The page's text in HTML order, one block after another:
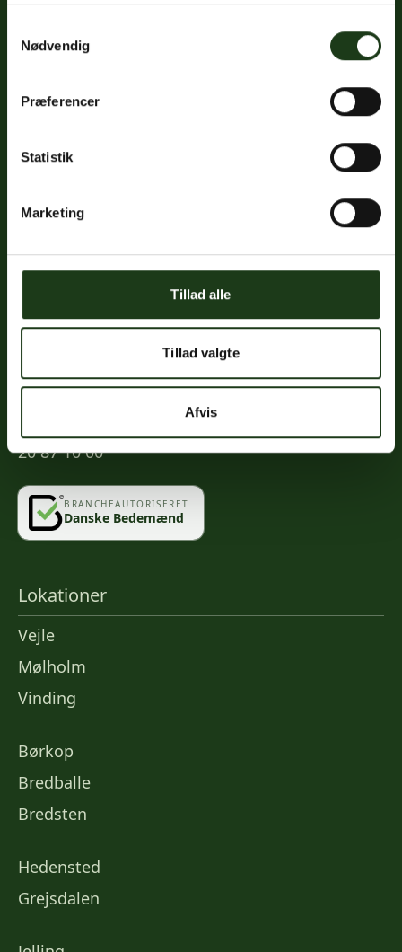
Nødvendig
Præferencer
Statistik
Marketing
Tillad alle
Tillad valgte
Afvis
Instagram
Google
Links
Mindeportal
Kontakt
info@vahlogwetche.dk
20 87 10 00
BRANCHEAUTORISERET
Danske Bedemænd
Lokationer
Vejle
Mølholm
Vinding
Børkop
Bredballe
Bredsten
Hedensted
Grejsdalen